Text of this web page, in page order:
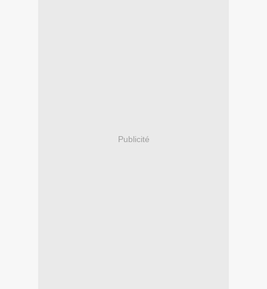
Publicité